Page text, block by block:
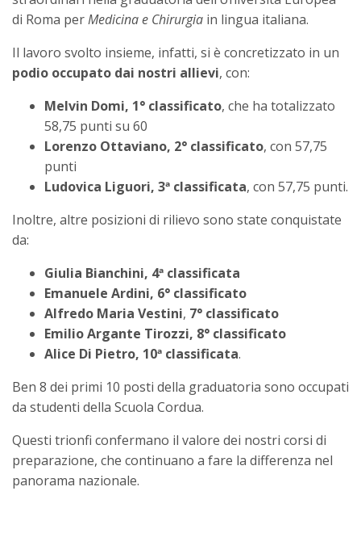
di Roma perMedicina e Chirurgia in lingua italiana.
Il lavoro svolto insieme, infatti, si è concretizzato in un
podio occupato dai nostri allievi, con:
Melvin Domi, 1° classificato, che ha totalizzato
58,75 punti su 60
Lorenzo Ottaviano, 2° classificato, con 57,75
punti
Ludovica Liguori, 3ª classificata, con 57,75 punti.
Inoltre, altre posizioni di rilievo sono state conquistate
da:
Giulia Bianchini, 4ª classificata
Emanuele Ardini, 6° classificato
Alfredo Maria Vestini, 7° classificato
Emilio Argante Tirozzi, 8° classificato
Alice Di Pietro, 10ª classificata.
Ben 8 dei primi 10 posti della graduatoria sono occupati
da studenti della Scuola Cordua.
Questi trionfi confermano il valore dei nostri corsi di
preparazione, che continuano a fare la differenza nel
panorama nazionale.